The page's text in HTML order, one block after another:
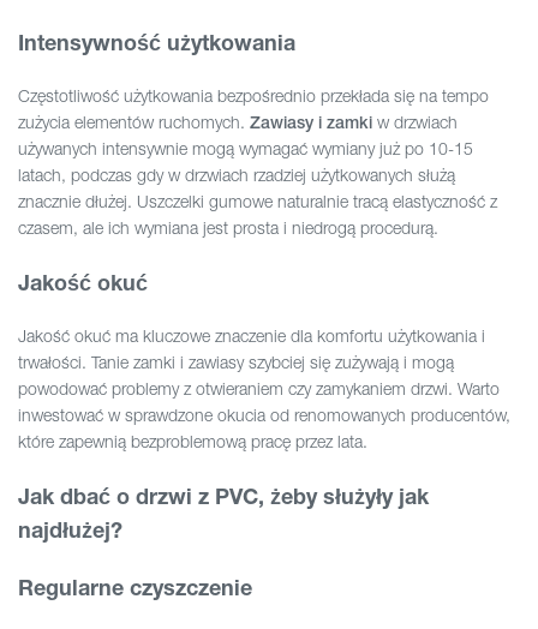
Intensywność użytkowania
Częstotliwość użytkowania bezpośrednio przekłada się na tempo
zużycia elementów ruchomych. Zawiasy i zamki w drzwiach
używanych intensywnie mogą wymagać wymiany już po 10-15
latach, podczas gdy w drzwiach rzadziej użytkowanych służą
znacznie dłużej. Uszczelki gumowe naturalnie tracą elastyczność z
czasem, ale ich wymiana jest prosta i niedrogą procedurą.
Jakość okuć
Jakość okuć ma kluczowe znaczenie dla komfortu użytkowania i
trwałości. Tanie zamki i zawiasy szybciej się zużywają i mogą
powodować problemy z otwieraniem czy zamykaniem drzwi. Warto
inwestować w sprawdzone okucia od renomowanych producentów,
które zapewnią bezproblemową pracę przez lata.
Jak dbać o drzwi z PVC, żeby służyły jak
najdłużej?
Regularne czyszczenie